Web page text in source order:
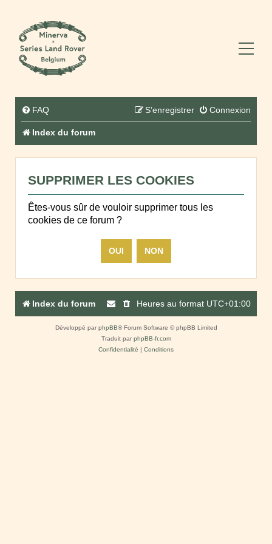
FAQ Connexion
S’enregistrer
Index du forum
SUPPRIMER LES COOKIES
Êtes-vous sûr de vouloir supprimer tous les
cookies de ce forum ?
Index du forum Heures au format UTC+01:00
Développé parphpBB® Forum Software © phpBB Limited
Traduit parphpBB-fr.com
Confidentialité | Conditions